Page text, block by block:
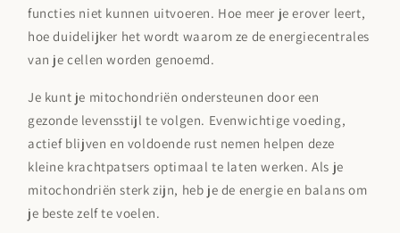
functies niet kunnen uitvoeren. Hoe meer je erover leert,
hoe duidelijker het wordt waarom ze de energiecentrales
van je cellen worden genoemd.
Je kunt je mitochondriën ondersteunen door een
gezonde levensstijl te volgen. Evenwichtige voeding,
actief blijven en voldoende rust nemen helpen deze
kleine krachtpatsers optimaal te laten werken. Als je
mitochondriën sterk zijn, heb je de energie en balans om
je beste zelf te voelen.